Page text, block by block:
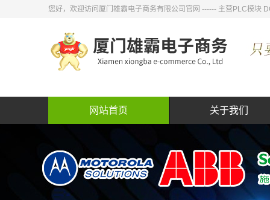
您好，欢迎访问厦门雄霸电子商务有限公司官网 ------ 主营PLC模块
网站首页 关于我们